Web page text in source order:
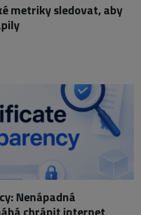
metriky sledovat, aby
Nenápadná